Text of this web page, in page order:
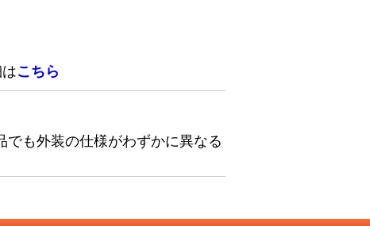
こちら
も外装の仕様がわずかに異なる